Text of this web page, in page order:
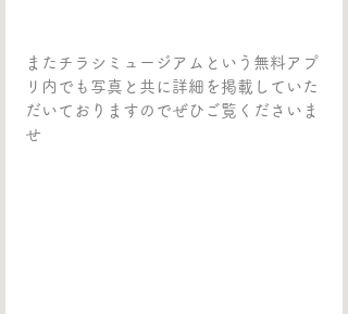
またチラシミュージアムという無料アプ
リ内でも写真と共に詳細を掲載していた
だいておりますのでぜひご覧くださいま
せ